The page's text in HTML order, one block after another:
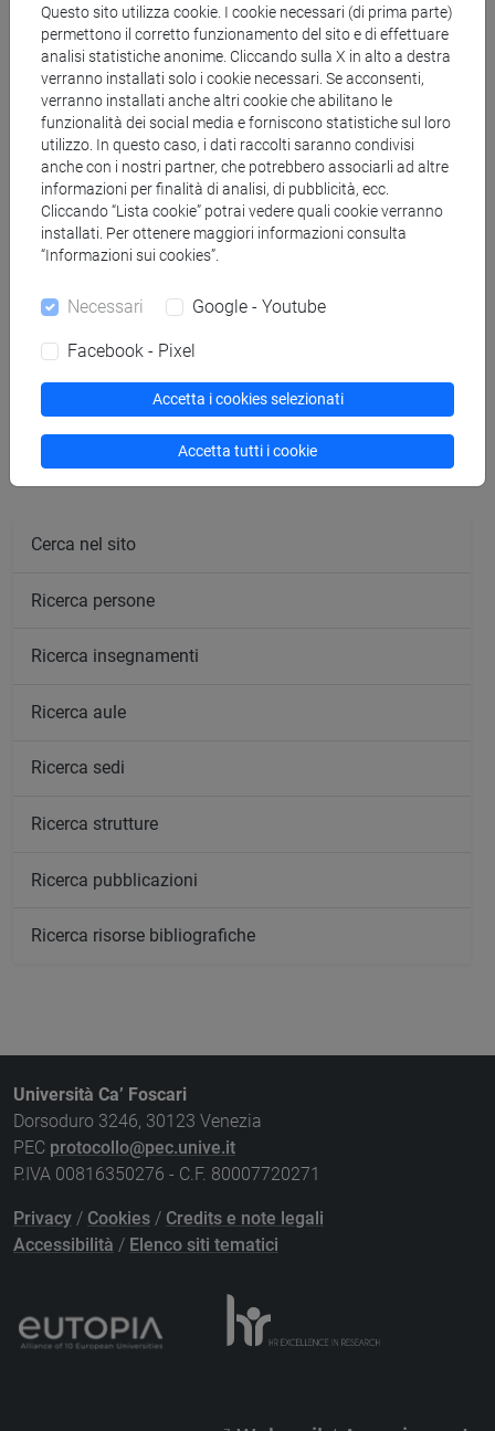
Materiali didattici
Materiali su Moodle
Corsi di studio e percorsi
[FT2] FILOSOFIA - Laurea
filosofia/filosofia e scienze umane
Mutua da
HISTORY OF SCIENCE I [FT0498]
Cerca nel sito
Ricerca persone
Ricerca insegnamenti
Ricerca aule
Ricerca sedi
Ricerca strutture
Ricerca pubblicazioni
Ricerca risorse bibliografiche
Università Ca’ Foscari
Dorsoduro 3246, 30123 Venezia
PEC protocollo@pec.unive.it
P.IVA 00816350276 - C.F. 80007720271
Privacy / Cookies / Credits e note legali
Accessibilità / Elenco siti tematici
Questo sito utilizza cookie. I cookie necessari (di prima parte)
permettono il corretto funzionamento del sito e di effettuare
analisi statistiche anonime. Cliccando sulla X in alto a destra
verranno installati solo i cookie necessari. Se acconsenti,
verranno installati anche altri cookie che abilitano le
funzionalità dei social media e forniscono statistiche sul loro
utilizzo. In questo caso, i dati raccolti saranno condivisi
anche con i nostri partner, che potrebbero associarli ad altre
informazioni per finalità di analisi, di pubblicità, ecc.
Cliccando “Lista cookie” potrai vedere quali cookie verranno
installati. Per ottenere maggiori informazioni consulta
“Informazioni sui cookies”.
Necessari Google - Youtube
Facebook - Pixel
Accetta i cookies selezionati
Accetta tutti i cookie